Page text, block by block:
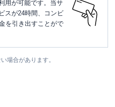
用が可能です。当サ
スが24時間、コンビ
を引き出すことがで
場合があります。